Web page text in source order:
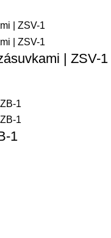
| ZSV-1
1